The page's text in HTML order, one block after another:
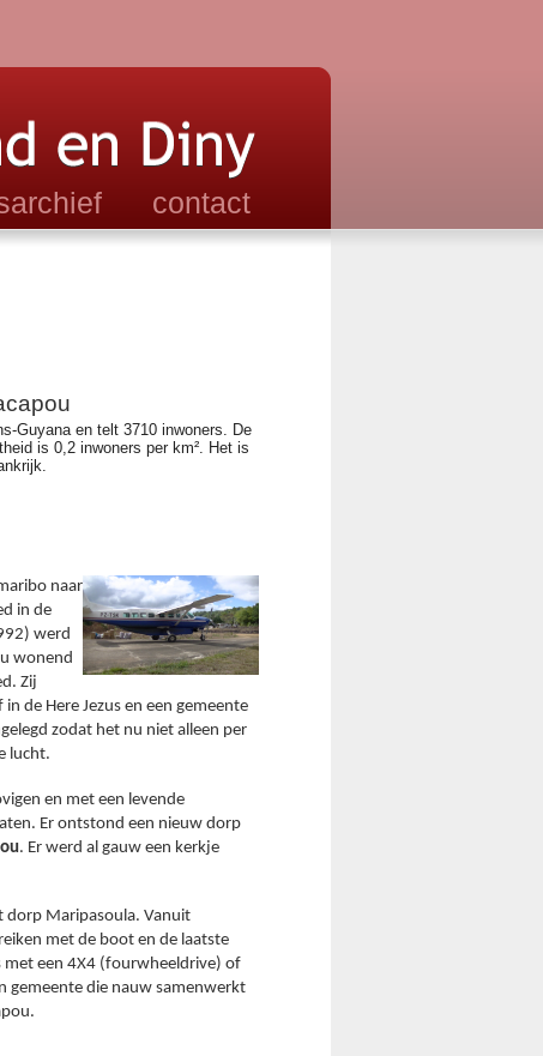
Guyana en telt 3710 inwoners. De
is 0,2 inwoners per km². Het is
naar
in de
werd
wonend
Zij
de Here Jezus en een gemeente
zodat het nu niet alleen per
lucht.
en met een levende
Er ontstond een nieuw dorp
. Er werd al gauw een kerkje
dorp Maripasoula. Vanuit
met de boot en de laatste
met een 4X4 (fourwheeldrive) of
gemeente die nauw samenwerkt
contact